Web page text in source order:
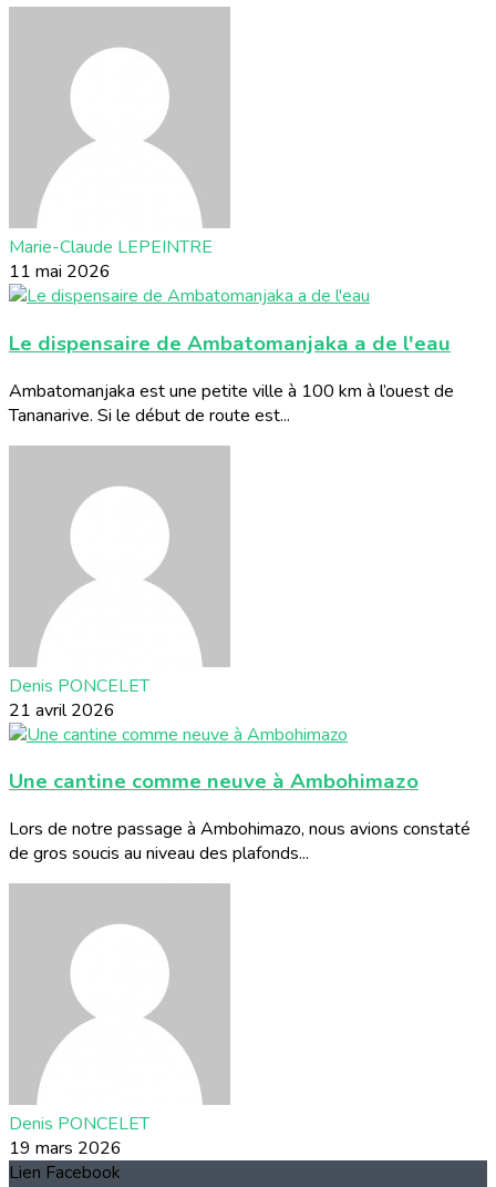
Marie-Claude LEPEINTRE
11 mai 2026
Le dispensaire de Ambatomanjaka a de l'eau
Ambatomanjaka est une petite ville à 100 km à l’ouest de
Tananarive. Si le début de route est...
Denis PONCELET
21 avril 2026
Une cantine comme neuve à Ambohimazo
Lors de notre passage à Ambohimazo, nous avions constaté
de gros soucis au niveau des plafonds...
Denis PONCELET
19 mars 2026
Lien Facebook